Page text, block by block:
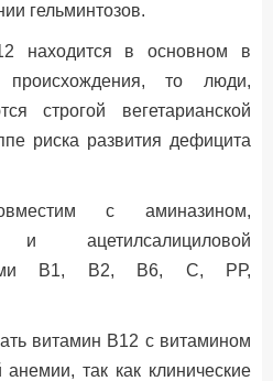
гельминтозов.
находится в основном в
происхождения, то люди,
строгой вегетарианской
риска развития дефицита
с аминазином,
и ацетилсалициловой
В1, В2, В6, С, РР,
витамин В12 с витамином
так как клинические